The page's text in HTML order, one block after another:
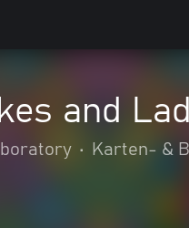
and
• Karten- &